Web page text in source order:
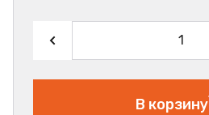
В корзину